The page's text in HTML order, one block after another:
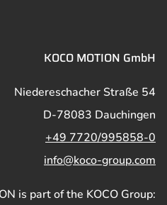
KOCO MOTION GmbH
Niedereschacher Straße 54
D-78083 Dauchingen
+49 7720/995858-0
info@koco-group.com
is part of the KOCO Group: